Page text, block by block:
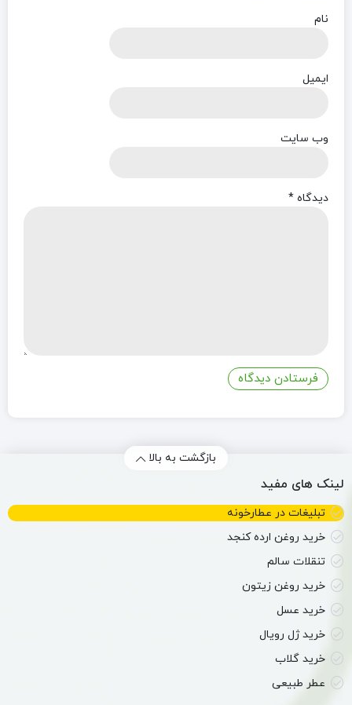
نام
ایمیل
وب‌ سایت
دیدگاه *
بازگشت به بالا
لینک های مفید
تبلیغات در عطارخونه
خرید روغن ارده کنجد
تنقلات سالم
خرید روغن زیتون
خرید عسل
خرید ژل رویال
خرید گلاب
عطر طبیعی